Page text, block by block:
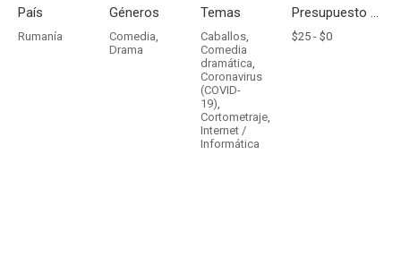
País
Rumanía
Géneros
Comedia,
Drama
Temas
Caballos,
Comedia
dramática,
Coronavirus
(COVID-
19),
Cortometraje,
Internet /
Informática
Presupuesto - Ingresos
$25 - $0